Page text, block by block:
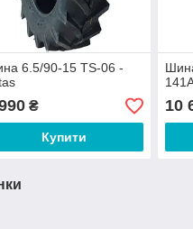
6.5/90-15 TS-06 -
₴
Купити
10